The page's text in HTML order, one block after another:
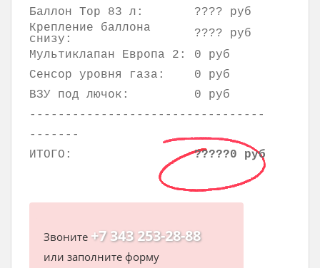
Баллон Тор 83 л:
???? руб
Крепление баллона
снизу:
???? руб
Мультиклапан Европа 2:
0 руб
Сенсор уровня газа:
0 руб
ВЗУ под лючок:
0 руб
---------------------------------
-------
ИТОГО:
?????0 руб
Звоните +7 343 253-28-88
или заполните форму